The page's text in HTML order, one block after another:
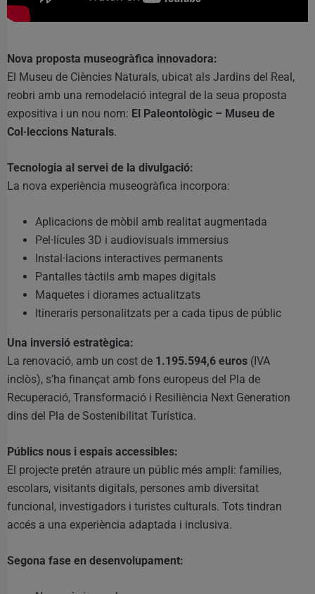
Nova proposta museogràfica innovadora:
El Museu de Ciències Naturals, ubicat als Jardins del Real,
reobri amb una remodelació integral de la seua proposta
expositiva i un nou nom: El Paleontològic – Museu de
Col·leccions Naturals.
Tecnologia al servei de la divulgació:
La nova experiència museogràfica incorpora:
Aplicacions de mòbil amb realitat augmentada
Pel·lícules 3D i audiovisuals immersius
Instal·lacions interactives permanents
Pantalles tàctils amb mapes digitals
Maquetes i diorames actualitzats
Itineraris personalitzats per a cada tipus de públic
Una inversió estratègica:
La renovació, amb un cost de 1.195.594,6 euros (IVA
inclòs), s’ha finançat amb fons europeus del Pla de
Recuperació, Transformació i Resiliència Next Generation
dins del Pla de Sostenibilitat Turística.
Públics nous i espais accessibles:
El projecte pretén atraure un públic més ampli: famílies,
escolars, visitants digitals, persones amb diversitat
funcional, investigadors i turistes culturals. Tots tindran
accés a una experiència adaptada i inclusiva.
Segona fase en desenvolupament: